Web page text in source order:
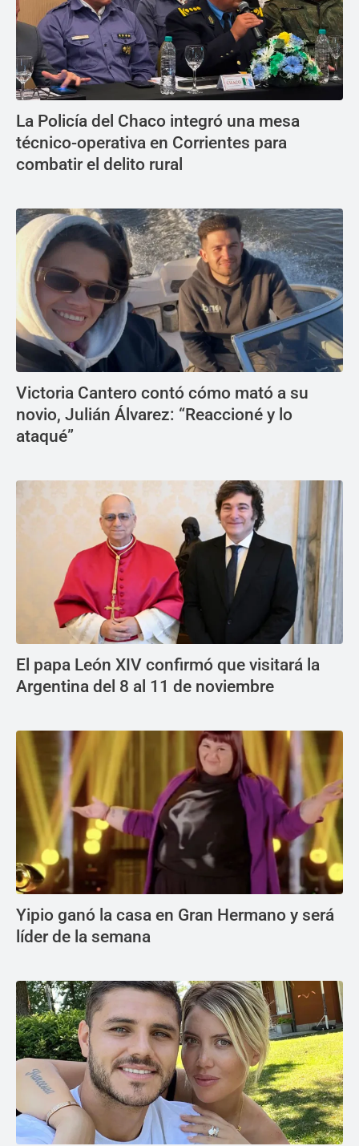
La Policía del Chaco integró una mesa
técnico-operativa en Corrientes para
combatir el delito rural
Victoria Cantero contó cómo mató a su
novio, Julián Álvarez: “Reaccioné y lo
ataqué”
El papa León XIV confirmó que visitará la
Argentina del 8 al 11 de noviembre
Yipio ganó la casa en Gran Hermano y será
líder de la semana